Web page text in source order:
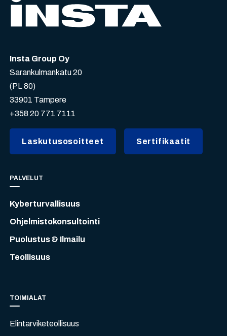
Insta Group Oy
Sarankulmankatu 20
(PL 80)
33901 Tampere
+358 20 771 7111
Laskutusosoitteet Sertifikaatit
PALVELUT
Kyberturvallisuus
Ohjelmistokonsultointi
Puolustus & Ilmailu
Teollisuus
TOIMIALAT
Elintarviketeollisuus